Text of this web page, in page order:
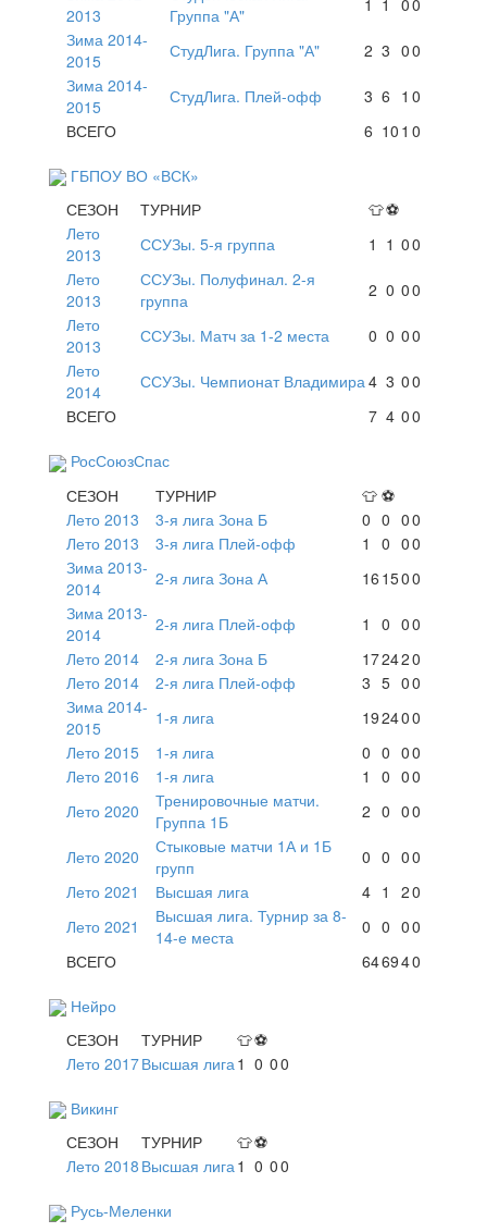
2013
Группа "А"
Зима 2014-
2015
СтудЛига. Группа "А" 2 3 00
Зима 2014-
2015
СтудЛига. Плей-офф 3 6 1 0
ВСЕГО
6 10 1 0
ГБПОУ ВО «ВСК»
СЕЗОН
ТУРНИР 👕⚽
Лето
2013
ССУЗы. 5-я группа 1 1 00
Лето
2013
ССУЗы. Полуфинал. 2-я
группа
2 0 00
Лето
2013
ССУЗы. Матч за 1-2 места 0 0 00
Лето
2014
ССУЗы. Чемпионат Владимира4 3 00
ВСЕГО
7 4 00
РосСоюзСпас
СЕЗОН
ТУРНИР 👕 ⚽
Лето 2013
3-я лига Зона Б 0 0 00
Лето 2013
3-я лига Плей-офф 1 0 00
Зима 2013-
2014
2-я лига Зона А 16 1500
Зима 2013-
2014
2-я лига Плей-офф 1 0 00
Лето 2014
2-я лига Зона Б 172420
Лето 2014
2-я лига Плей-офф 3 5 00
Зима 2014-
2015
1-я лига 192400
Лето 2015
1-я лига 0 0 00
Лето 2016
1-я лига 1 0 00
Лето 2020
Тренировочные матчи.
Группа 1Б
2 0 00
Лето 2020
Стыковые матчи 1А и 1Б
групп
0 0 00
Лето 2021
Высшая лига 4 1 20
Лето 2021
Высшая лига. Турнир за 8-
14-е места
0 0 00
ВСЕГО
646940
Нейро
СЕЗОН
ТУРНИР 👕⚽
Лето 2017Высшая лига 1 0 00
Викинг
СЕЗОН
ТУРНИР 👕⚽
Лето 2018 Высшая лига1 0 00
Русь-Меленки